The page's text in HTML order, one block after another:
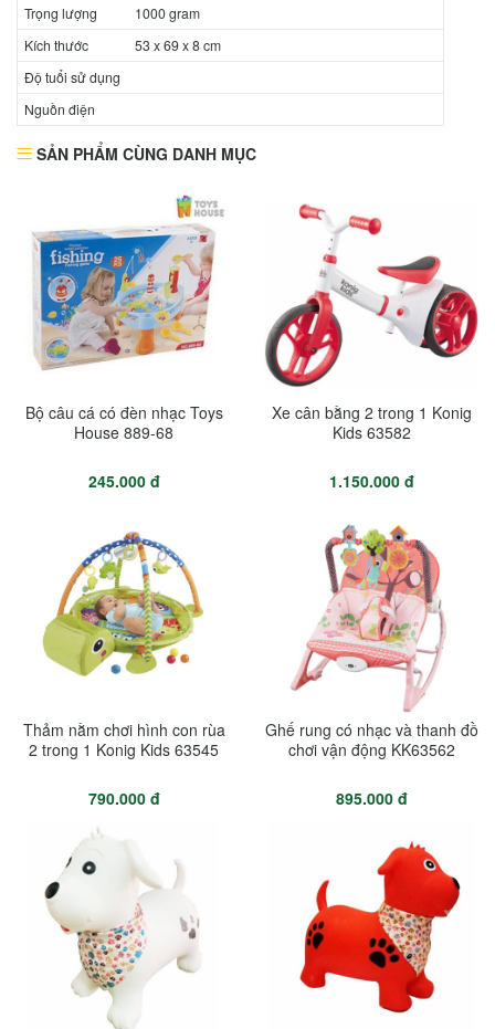
Trọng lượng
1000 gram
Kích thước
53 x 69 x 8 cm
Độ tuổi sử dụng
Nguồn điện
SẢN PHẨM CÙNG DANH MỤC
Bộ câu cá có đèn nhạc Toys
House 889-68
245.000 đ
Xe cân bằng 2 trong 1 Konig
Kids 63582
1.150.000 đ
Thảm nằm chơi hình con rùa
2 trong 1 Konig Kids 63545
790.000 đ
Ghế rung có nhạc và thanh đồ
chơi vận động KK63562
895.000 đ